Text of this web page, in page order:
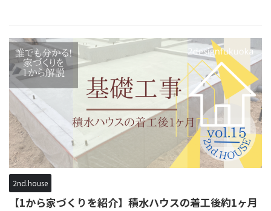
2nd.house
【1から家づくりを紹介】積水ハウスの着工後約1ヶ月